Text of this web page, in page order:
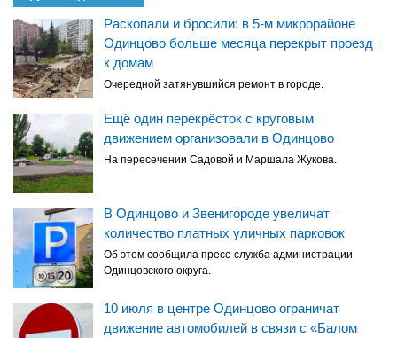
Раскопали и бросили: в 5-м микрорайоне
Одинцово больше месяца перекрыт проезд
к домам
Очередной затянувшийся ремонт в городе.
Ещё один перекрёсток с круговым
движением организовали в Одинцово
На пересечении Садовой и Маршала Жукова.
В Одинцово и Звенигороде увеличат
количество платных уличных парковок
Об этом сообщила пресс-служба администрации
Одинцовского округа.
10 июля в центре Одинцово ограничат
движение автомобилей в связи с «Балом